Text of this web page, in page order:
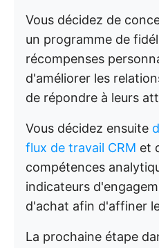
Vous décidez de
un programme de
récompenses
d'améliorer les
de répondre à leurs
Vous décidez ensuite
flux de travail CRM et
compétences
indicateurs
d'achat afin d'affiner
La prochaine étape